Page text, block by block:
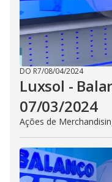
DO R7/08/04/2024
Luxsol -
07/03/2024
Ações de